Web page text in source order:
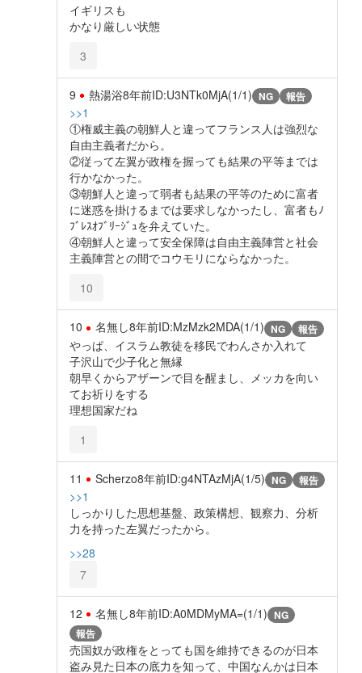
イギリスも
かなり厳しい状態
3
9 熱湯浴8年前ID:U3NTk0MjA(1/1) NG 報告
>>1
①権威主義の朝鮮人と違ってフランス人は強烈な
自由主義者だから。
②従って左翼が政権を握っても結果の平等までは
行かなかった。
③朝鮮人と違って弱者も結果の平等のために富者
に迷惑を掛けるまでは要求しなかったし、富者もﾉ
ﾌﾞﾚｽｵﾌﾞﾘｰｼﾞｭを弁えていた。
④朝鮮人と違って安全保障は自由主義陣営と社会
主義陣営との間でコウモリにならなかった。
10
10 名無し8年前ID:MzMzk2MDA(1/1) NG 報告
やっぱ、イスラム教徒を移民でわんさか入れて
子沢山で少子化と無縁
朝早くからアザーンで目を醒まし、メッカを向い
てお祈りをする
理想国家だね
1
11 Scherzo8年前ID:g4NTAzMjA(1/5) NG 報告
>>1
しっかりした思想基盤、政策構想、観察力、分析
力を持った左翼だったから。
>>28
7
12 名無し8年前ID:A0MDMyMA=(1/1) NG
報告
売国奴が政権をとっても国を維持できるのが日本
盗み見た日本の底力を知って、中国なんかは日本